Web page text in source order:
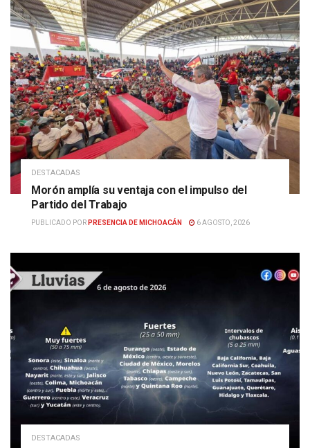
DESTACADAS
Morón amplía su ventaja con el impulso del
Partido del Trabajo
PUBLICADO POR PRESENCIA DE MICHOACÁN 6 AGOSTO, 2026
DESTACADAS